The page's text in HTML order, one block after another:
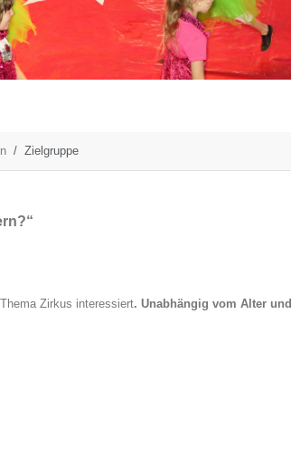
Zielgruppe
Zirkus interessiert. Unabhängig vom Alter und